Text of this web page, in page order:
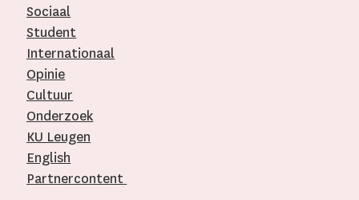
Sociaal
Student
Internationaal­
Opinie
Cultuur
Onderzoek
KU Leugen
English
Partnercontent